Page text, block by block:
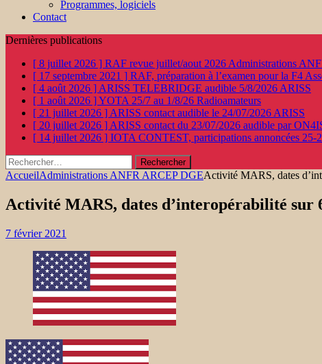
Programmes, logiciels
Contact
Dernières publications
[ 8 juillet 2026 ] RAF revue juillet/aout 2026 Administrations
[ 17 septembre 2021 ] RAF, préparation à l’examen pour la F4
[ 4 août 2026 ] ARISS TELEBRIDGE audible 5/8/2026 ARISS
[ 1 août 2026 ]YOTA 25/7 au 1/8/26 Radioamateurs
[ 21 juillet 2026 ] ARISS contact audible le 24/07/2026 ARISS
[ 20 juillet 2026 ] ARISS contact du 23/07/2026 audible par
[ 14 juillet 2026 ] IOTA CONTEST, participations annoncées 25-
Rechercher :
AccueilAdministrations ANFR ARCEP DGEActivité MARS, dates
Activité MARS, dates d’interopérabilité sur
7 février 2021